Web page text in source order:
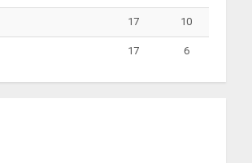
17 10
17 6